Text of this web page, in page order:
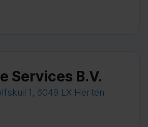
Services B.V.
1, 6049 LX Herten